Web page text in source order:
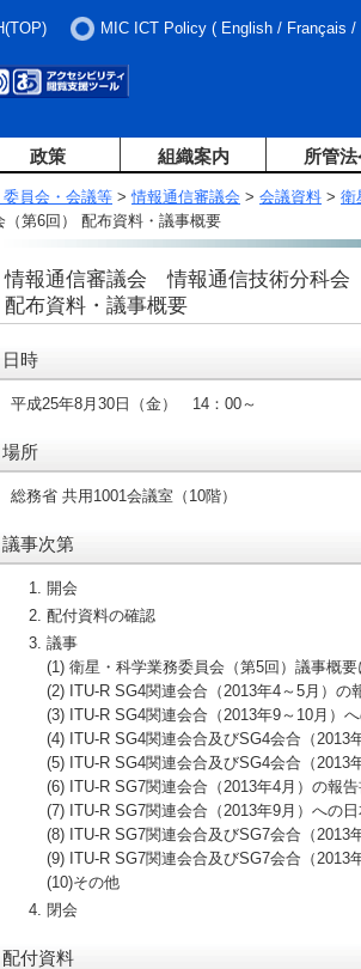
MIC ICT Policy ( English / Français /
政策 組織案内 所管法
員会・会議等 >情報通信審議会 > 会議資料 > 衛
第6回） 配布資料・議事概要
情報通信審議会 情報通信技術分科
配布資料・議事概要
日時
平成25年8月30日（金） 14：00～
場所
総務省 共用1001会議室（10階）
議事次第
開会
配付資料の確認
議事
(1) 衛星・科学業務委員会（第5回）議事概要
(2) ITU-R SG4関連会合（2013年4～5月）の
(3) ITU-R SG4関連会合（2013年9～10月）
(4) ITU-R SG4関連会合及びSG4会合（2013
(5) ITU-R SG4関連会合及びSG4会合（2013
(6) ITU-R SG7関連会合（2013年4月）の報
(7) ITU-R SG7関連会合（2013年9月）への
(8) ITU-R SG7関連会合及びSG7会合（2013
(9) ITU-R SG7関連会合及びSG7会合（2013
(10)その他
閉会
配付資料